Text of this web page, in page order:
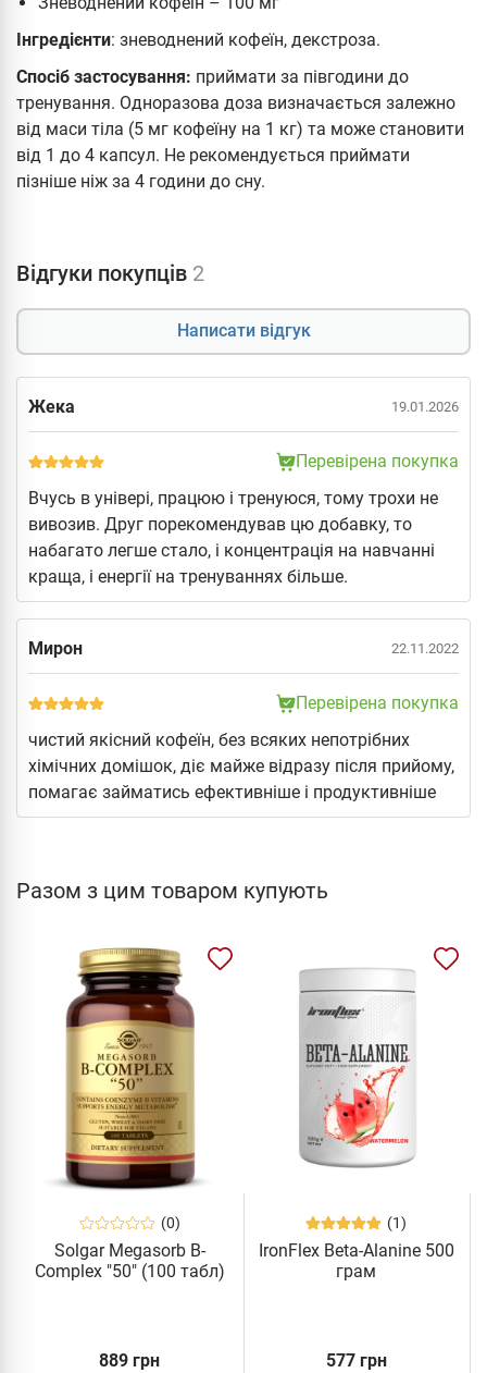
Інгредієнти: зневоднений кофеїн, декстроза.
Спосіб застосування: приймати за півгодини до
тренування. Одноразова доза визначається залежно
від маси тіла (5 мг кофеїну на 1 кг) та може становити
від 1 до 4 капсул. Не рекомендується приймати
пізніше ніж за 4 години до сну.
Відгуки покупців 2
Написати відгук
Жека 19.01.2026
Перевірена покупка
Вчусь в універі, працюю і тренуюся, тому трохи не
вивозив. Друг порекомендував цю добавку, то
набагато легше стало, і концентрація на навчанні
краща, і енергії на тренуваннях більше.
Мирон 22.11.2022
Перевірена покупка
чистий якісний кофеїн, без всяких непотрібних
хімічних домішок, діє майже відразу після прийому,
помагає займатись ефективніше і продуктивніше
Разом з цим товаром купують
(0)
Solgar Megasorb B-
Complex "50" (100 табл)
889 грн
(1)
IronFlex Beta-Alanine 500
грам
577 грн